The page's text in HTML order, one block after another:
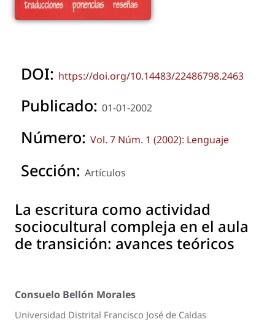
DOI: https://doi.org/10.14483/22486798.2463
Publicado: 01-01-2002
Número: Vol. 7 Núm. 1 (2002): Lenguaje
Sección: Artículos
La escritura como actividad
sociocultural compleja en el aula
de transición: avances teóricos
Consuelo Bellón Morales
Universidad Distrital Francisco José de Caldas